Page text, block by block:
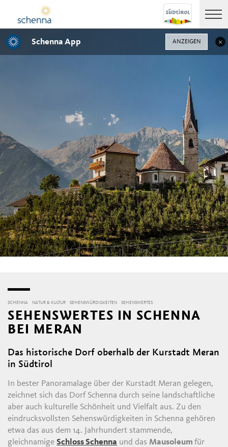
SCHENNA NATUR & KULTUR SEHENSWÜRDIGKEITEN SEHENSWERTES
SEHENSWERTES IN SCHENNA
BEI MERAN
Das historische Dorf oberhalb der Kurstadt Meran
in Südtirol
In bester Panoramalage über der Kurstadt Meran gelegen,
zeichnet sich das Dorf Schenna durch seine landschaftliche
aber auch kulturelle Schönheit und Vielfalt aus. Zu den
eindrucksvollsten Sehenswürdigkeiten in Schenna gehören
etwa das aus dem 14. Jahrhundert stammende,
gleichnamigeSchloss Schenna und dasMausoleumfür
Schenna App ANZEIGEN